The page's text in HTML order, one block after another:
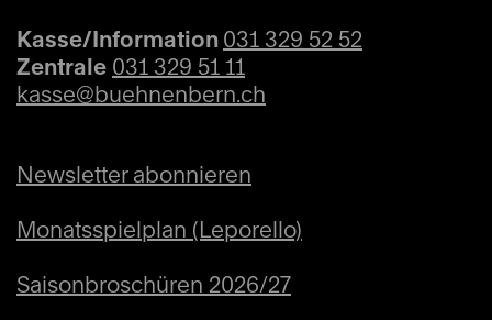
Kasse/Information 031 329 52 52
Zentrale 031 329 51 11
kasse@buehnenbern.ch
Newsletter abonnieren
Monatsspielplan (Leporello)
Saisonbroschüren 2026/27